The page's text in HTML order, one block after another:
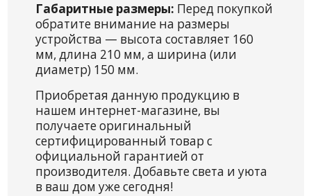
Габаритные размеры: Перед покупкой
обратите внимание на размеры
устройства — высота составляет 160
мм, длина 210 мм, а ширина (или
диаметр) 150 мм.
Приобретая данную продукцию в
нашем интернет-магазине, вы
получаете оригинальный
сертифицированный товар с
официальной гарантией от
производителя. Добавьте света и уюта
в ваш дом уже сегодня!